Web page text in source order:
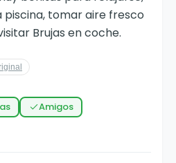
tomar aire fresco
Brujas en coche.
Amigos